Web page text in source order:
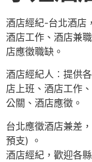
酒店經紀-台北酒店
酒店工作、酒店兼
店應徵職缺。
酒店經紀人︰提供
店上班、酒店工作
公關、酒店應徵。
台北應徵酒店兼差
預支) 。
酒店經紀，歡迎各